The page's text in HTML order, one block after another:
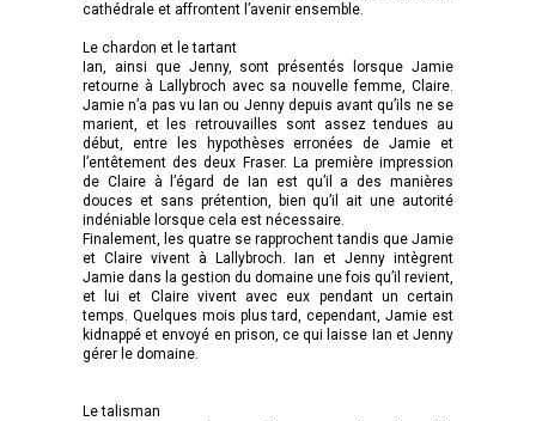
cathédrale et affrontent l’avenir ensemble.
Le chardon et le tartant
Ian, ainsi que Jenny, sont présentés lorsque Jamie
retourne à Lallybroch avec sa nouvelle femme, Claire.
Jamie n’a pas vu Ian ou Jenny depuis avant qu’ils ne se
marient, et les retrouvailles sont assez tendues au
début, entre les hypothèses erronées de Jamie et
l’entêtement des deux Fraser. La première impression
de Claire à l’égard de Ian est qu’il a des manières
douces et sans prétention, bien qu’il ait une autorité
indéniable lorsque cela est nécessaire.
Finalement, les quatre se rapprochent tandis que Jamie
et Claire vivent à Lallybroch. Ian et Jenny intègrent
Jamie dans la gestion du domaine une fois qu’il revient,
et lui et Claire vivent avec eux pendant un certain
temps. Quelques mois plus tard, cependant, Jamie est
kidnappé et envoyé en prison, ce qui laisse Ian et Jenny
gérer le domaine.
Le talisman